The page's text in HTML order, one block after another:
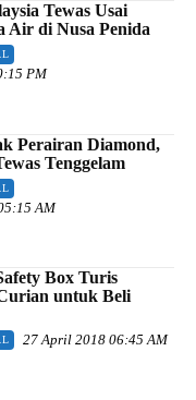
Tewas Usai
Air di Nusa Penida
PM
Perairan Diamond,
Tenggelam
AM
Box Turis
untuk Beli
27 April 2018 06:45 AM